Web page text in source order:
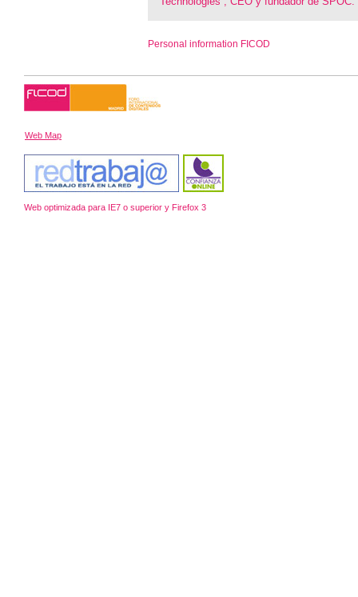
Personal information FICOD
Web Map
Web optimizada para IE7 o superior y Firefox 3